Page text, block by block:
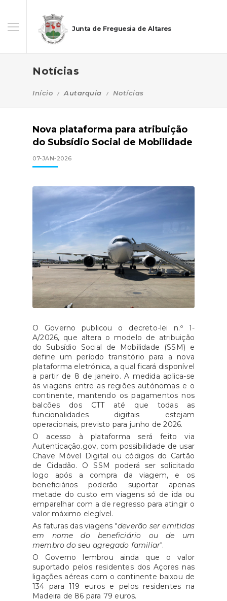
Junta de Freguesia de Altares
Notícias
Início Autarquia Notícias
Nova plataforma para atribuição
do Subsídio Social de Mobilidade
07-JAN-2026
O Governo publicou o decreto-lei n.º 1-
A/2026, que altera o modelo de atribuição
do Subsídio Social de Mobilidade (SSM) e
define um período transitório para a nova
plataforma eletrónica, a qual ficará disponível
a partir de 8 de janeiro. A medida aplica-se
às viagens entre as regiões autónomas e o
continente, mantendo os pagamentos nos
balcões dos CTT até que todas as
funcionalidades digitais estejam
operacionais, previsto para junho de 2026.
O acesso à plataforma será feito via
Autenticação.gov, com possibilidade de usar
Chave Móvel Digital ou códigos do Cartão
de Cidadão. O SSM poderá ser solicitado
logo após a compra da viagem, e os
beneficiários poderão suportar apenas
metade do custo em viagens só de ida ou
emparelhar com a de regresso para atingir o
valor máximo elegível.
As faturas das viagens "deverão ser emitidas
em nome do beneficiário ou de um
membro do seu agregado familiar".
O Governo lembrou ainda que o valor
suportado pelos residentes dos Açores nas
ligações aéreas com o continente baixou de
134 para 119 euros e pelos residentes na
Madeira de 86 para 79 euros.